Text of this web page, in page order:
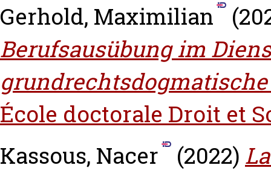
Gerhold, Maximilian
Berufsausübung im
École doctorale Droit et
Kassous, Nacer
(2022)